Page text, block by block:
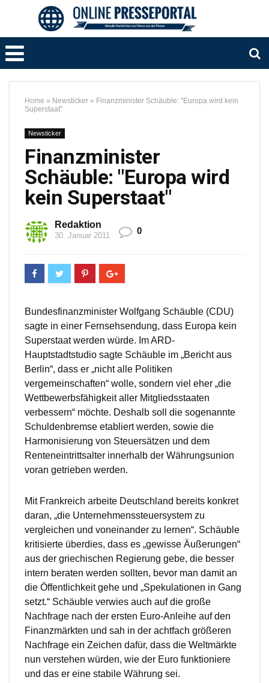
Home » Newsticker » Finanzminister Schäuble: "Europa wird kein
Superstaat"
Newsticker
Finanzminister
Schäuble: "Europa wird
kein Superstaat"
Redaktion
30. Januar 2011 0
Bundesfinanzminister Wolfgang Schäuble (CDU)
sagte in einer Fernsehsendung, dass Europa kein
Superstaat werden würde. Im ARD-
Hauptstadtstudio sagte Schäuble im „Bericht aus
Berlin“, dass er „nicht alle Politiken
vergemeinschaften“ wolle, sondern viel eher „die
Wettbewerbsfähigkeit aller Mitgliedsstaaten
verbessern“ möchte. Deshalb soll die sogenannte
Schuldenbremse etabliert werden, sowie die
Harmonisierung von Steuersätzen und dem
Renteneintrittsalter innerhalb der Währungsunion
voran getrieben werden.
Mit Frankreich arbeite Deutschland bereits konkret
daran, „die Unternehmenssteuersystem zu
vergleichen und voneinander zu lernen“. Schäuble
kritisierte überdies, dass es „gewisse Äußerungen“
aus der griechischen Regierung gebe, die besser
intern beraten werden sollten, bevor man damit an
die Öffentlichkeit gehe und „Spekulationen in Gang
setzt.“ Schäuble verwies auch auf die große
Nachfrage nach der ersten Euro-Anleihe auf den
Finanzmärkten und sah in der achtfach größeren
Nachfrage ein Zeichen dafür, dass die Weltmärkte
nun verstehen würden, wie der Euro funktioniere
und das er eine stabile Währung sei.